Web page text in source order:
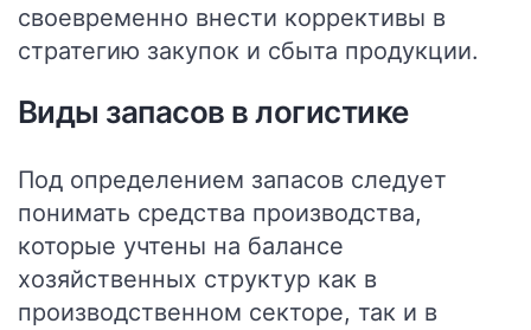
своевременно внести коррективы в
стратегию закупок и сбыта продукции.
Виды запасов в логистике
Под определением запасов следует
понимать средства производства,
которые учтены на балансе
хозяйственных структур как в
производственном секторе, так и в